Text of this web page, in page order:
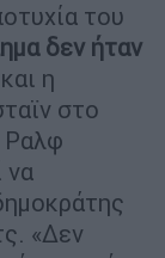
του
δεν ήταν
η
στο
Ραλφ
να
«Δεν